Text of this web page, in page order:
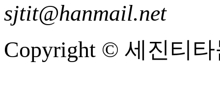
sjtit@hanmail.net
Copyright © 세진티타